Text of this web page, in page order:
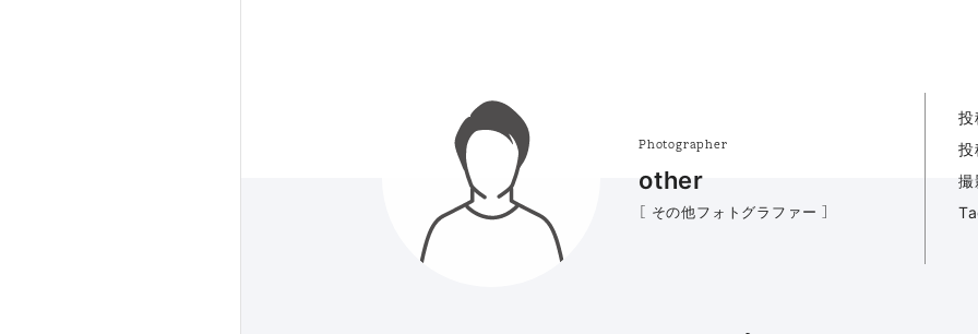
Photographer
other
［ その他フォトグラファー ］
投
投
撮